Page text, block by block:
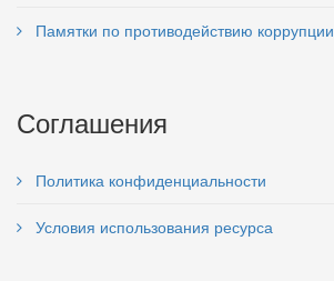
Памятки по противодействию коррупции
Соглашения
Политика конфиденциальности
Условия использования ресурса